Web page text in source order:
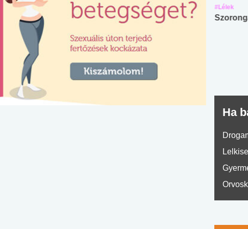
#Suli, munka
Angol középfokú
nyelvvizsga teszt -
No.42
#Suli, munka
Internet-függőség
#Lélek
Ha